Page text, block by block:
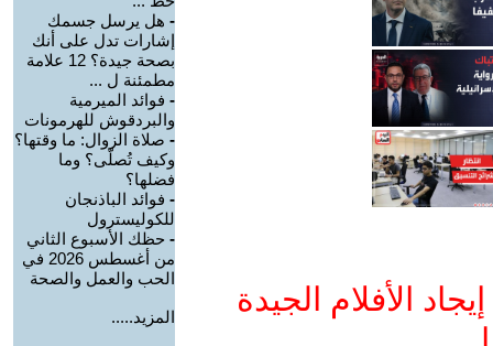
الأفلام الجيدة
- هل يرسل جسمك
إشارات تدل على أنك
بصحة جيدة؟ 12 علامة
مطمئنة ل ...
- فوائد الميرمية
والبردقوش للهرمونات
- صلاة الزوال: ما وقتها؟
وكيف تُصلّى؟ وما
فضلها؟
- فوائد الباذنجان
للكوليسترول
- حظك الأسبوع الثاني
من أغسطس 2026 في
الحب والعمل والصحة
المزيد.....